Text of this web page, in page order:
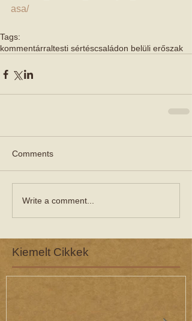
asa/
Tags:
kommentárraltesti sértéscsaládon belüli erőszak
Comments
Write a comment...
Kiemelt Cikkek